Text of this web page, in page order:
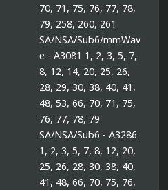
70, 71, 75, 76, 77, 78,
79, 258, 260, 261
SA/NSA/Sub6/mmWav
e - A3081 1, 2, 3, 5, 7,
8, 12, 14, 20, 25, 26,
28, 29, 30, 38, 40, 41,
48, 53, 66, 70, 71, 75,
76, 77, 78, 79
SA/NSA/Sub6 - A3286
1, 2, 3, 5, 7, 8, 12, 20,
25, 26, 28, 30, 38, 40,
41, 48, 66, 70, 75, 76,